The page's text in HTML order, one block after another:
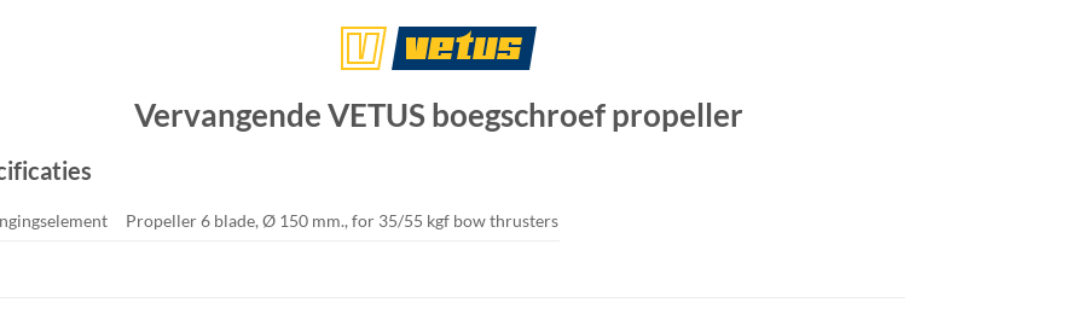
Vervangende VETUS boegschroef propeller
Propeller 6 blade, Ø 150 mm., for 35/55 kgf bow thrusters